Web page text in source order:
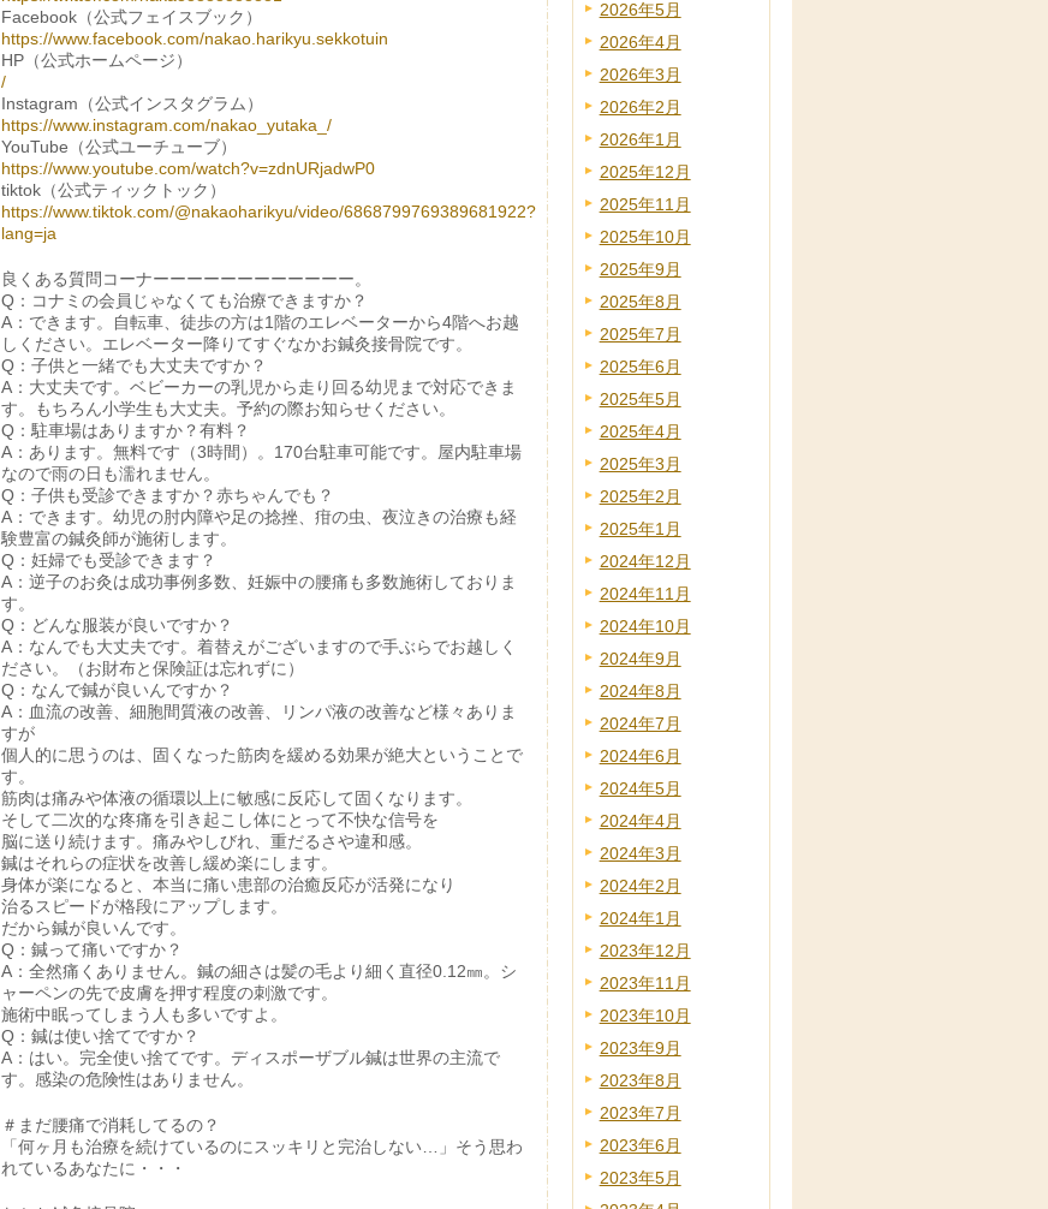
Facebook（公式フェイスブック）
https://www.facebook.com/nakao.harikyu.sekkotuin
HP（公式ホームページ）
/
Instagram（公式インスタグラム）
https://www.instagram.com/nakao_yutaka_/
YouTube（公式ユーチューブ）
https://www.youtube.com/watch?v=zdnURjadwP0
tiktok（公式ティックトック）
https://www.tiktok.com/@nakaoharikyu/video/6868799769389681922?
lang=ja
良くある質問コーナーーーーーーーーーーーー。
Q：コナミの会員じゃなくても治療できますか？
A：できます。自転車、徒歩の方は1階のエレベーターから4階へお越
しください。エレベーター降りてすぐなかお鍼灸接骨院です。
Q：子供と一緒でも大丈夫ですか？
A：大丈夫です。ベビーカーの乳児から走り回る幼児まで対応できま
す。もちろん小学生も大丈夫。予約の際お知らせください。
Q：駐車場はありますか？有料？
A：あります。無料です（3時間）。170台駐車可能です。屋内駐車場
なので雨の日も濡れません。
Q：子供も受診できますか？赤ちゃんでも？
A：できます。幼児の肘内障や足の捻挫、疳の虫、夜泣きの治療も経
験豊富の鍼灸師が施術します。
Q：妊婦でも受診できます？
A：逆子のお灸は成功事例多数、妊娠中の腰痛も多数施術しておりま
す。
Q：どんな服装が良いですか？
A：なんでも大丈夫です。着替えがございますので手ぶらでお越しく
ださい。（お財布と保険証は忘れずに）
Q：なんで鍼が良いんですか？
A：血流の改善、細胞間質液の改善、リンパ液の改善など様々ありま
すが
個人的に思うのは、固くなった筋肉を緩める効果が絶大ということで
す。
筋肉は痛みや体液の循環以上に敏感に反応して固くなります。
そして二次的な疼痛を引き起こし体にとって不快な信号を
脳に送り続けます。痛みやしびれ、重だるさや違和感。
鍼はそれらの症状を改善し緩め楽にします。
身体が楽になると、本当に痛い患部の治癒反応が活発になり
治るスピードが格段にアップします。
だから鍼が良いんです。
Q：鍼って痛いですか？
A：全然痛くありません。鍼の細さは髪の毛より細く直径0.12㎜。シ
ャーペンの先で皮膚を押す程度の刺激です。
施術中眠ってしまう人も多いですよ。
Q：鍼は使い捨てですか？
A：はい。完全使い捨てです。ディスポーザブル鍼は世界の主流で
す。感染の危険性はありません。
＃まだ腰痛で消耗してるの？
「何ヶ月も治療を続けているのにスッキリと完治しない…」そう思わ
れているあなたに・・・
2026年5月
2026年4月
2026年3月
2026年2月
2026年1月
2025年12月
2025年11月
2025年10月
2025年9月
2025年8月
2025年7月
2025年6月
2025年5月
2025年4月
2025年3月
2025年2月
2025年1月
2024年12月
2024年11月
2024年10月
2024年9月
2024年8月
2024年7月
2024年6月
2024年5月
2024年4月
2024年3月
2024年2月
2024年1月
2023年12月
2023年11月
2023年10月
2023年9月
2023年8月
2023年7月
2023年6月
2023年5月